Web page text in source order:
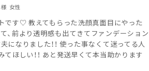
様 女性
です♡ 教えてもらった洗顔真面目にやった
、前より透明感も出てきてファンデーション
になりました！！ 使った事なくて迷ってる人
ほしい！！ あと発送早くて本当助かります